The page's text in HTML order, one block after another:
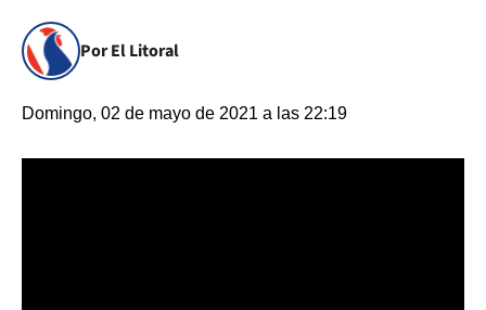
Por El Litoral
Domingo, 02 de mayo de 2021 a las 22:19